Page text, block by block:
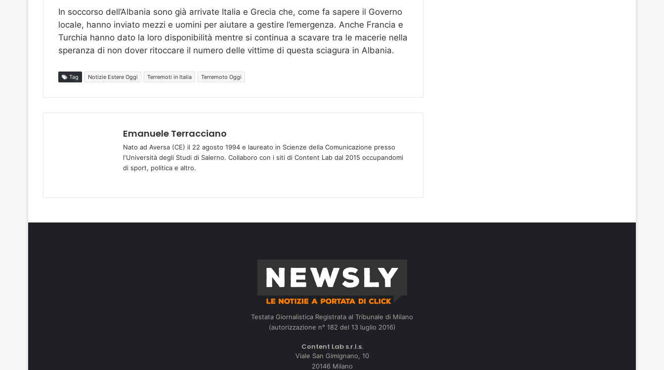
In soccorso dell’Albania sono già arrivate Italia e Grecia che, come fa sapere il Governo
locale, hanno inviato mezzi e uomini per aiutare a gestire l’emergenza. Anche Francia e
Turchia hanno dato la loro disponibilità mentre si continua a scavare tra le macerie nella
speranza di non dover ritoccare il numero delle vittime di questa sciagura in Albania.
Tag Notizie Estere Oggi Terremoti in Italia Terremoto Oggi
Emanuele Terracciano
Nato ad Aversa (CE) il 22 agosto 1994 e laureato in Scienze della Comunicazione presso
l'Università degli Studi di Salerno. Collaboro con i siti di Content Lab dal 2015 occupandomi
di sport, politica e altro.
Testata Giornalistica Registrata al Tribunale di Milano
(autorizzazione n° 182 del 13 luglio 2016)
Content Lab s.r.l.s.
Viale San Gimignano, 10
20146 Milano